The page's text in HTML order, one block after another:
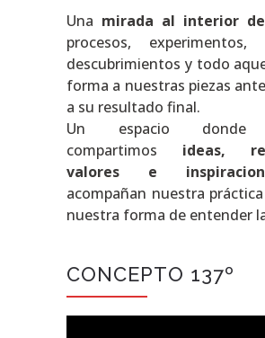
Una mirada al interior
procesos, experimentos,
descubrimientos y todo
forma a nuestras piezas
a su resultado final.
Un espacio donde
compartimos ideas,
valores e
acompañan nuestra
nuestra forma de entender
CONCEPTO 137º